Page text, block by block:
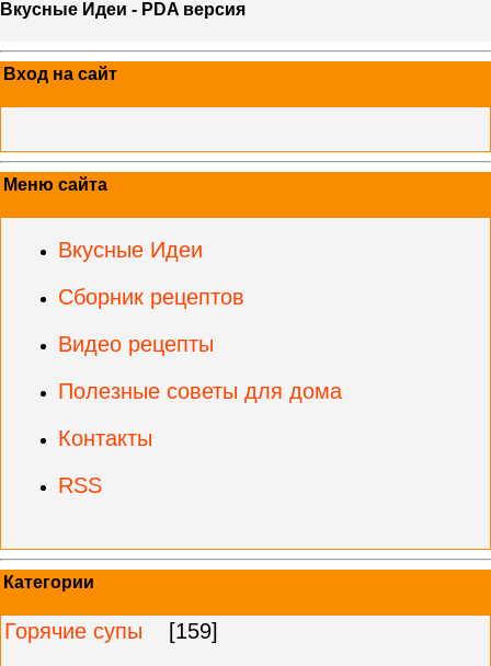
Вкусные Идеи - PDA версия
Вход на сайт
Меню сайта
Вкусные Идеи
Сборник рецептов
Видео рецепты
Полезные советы для дома
Контакты
RSS
Категории
Горячие супы
[159]